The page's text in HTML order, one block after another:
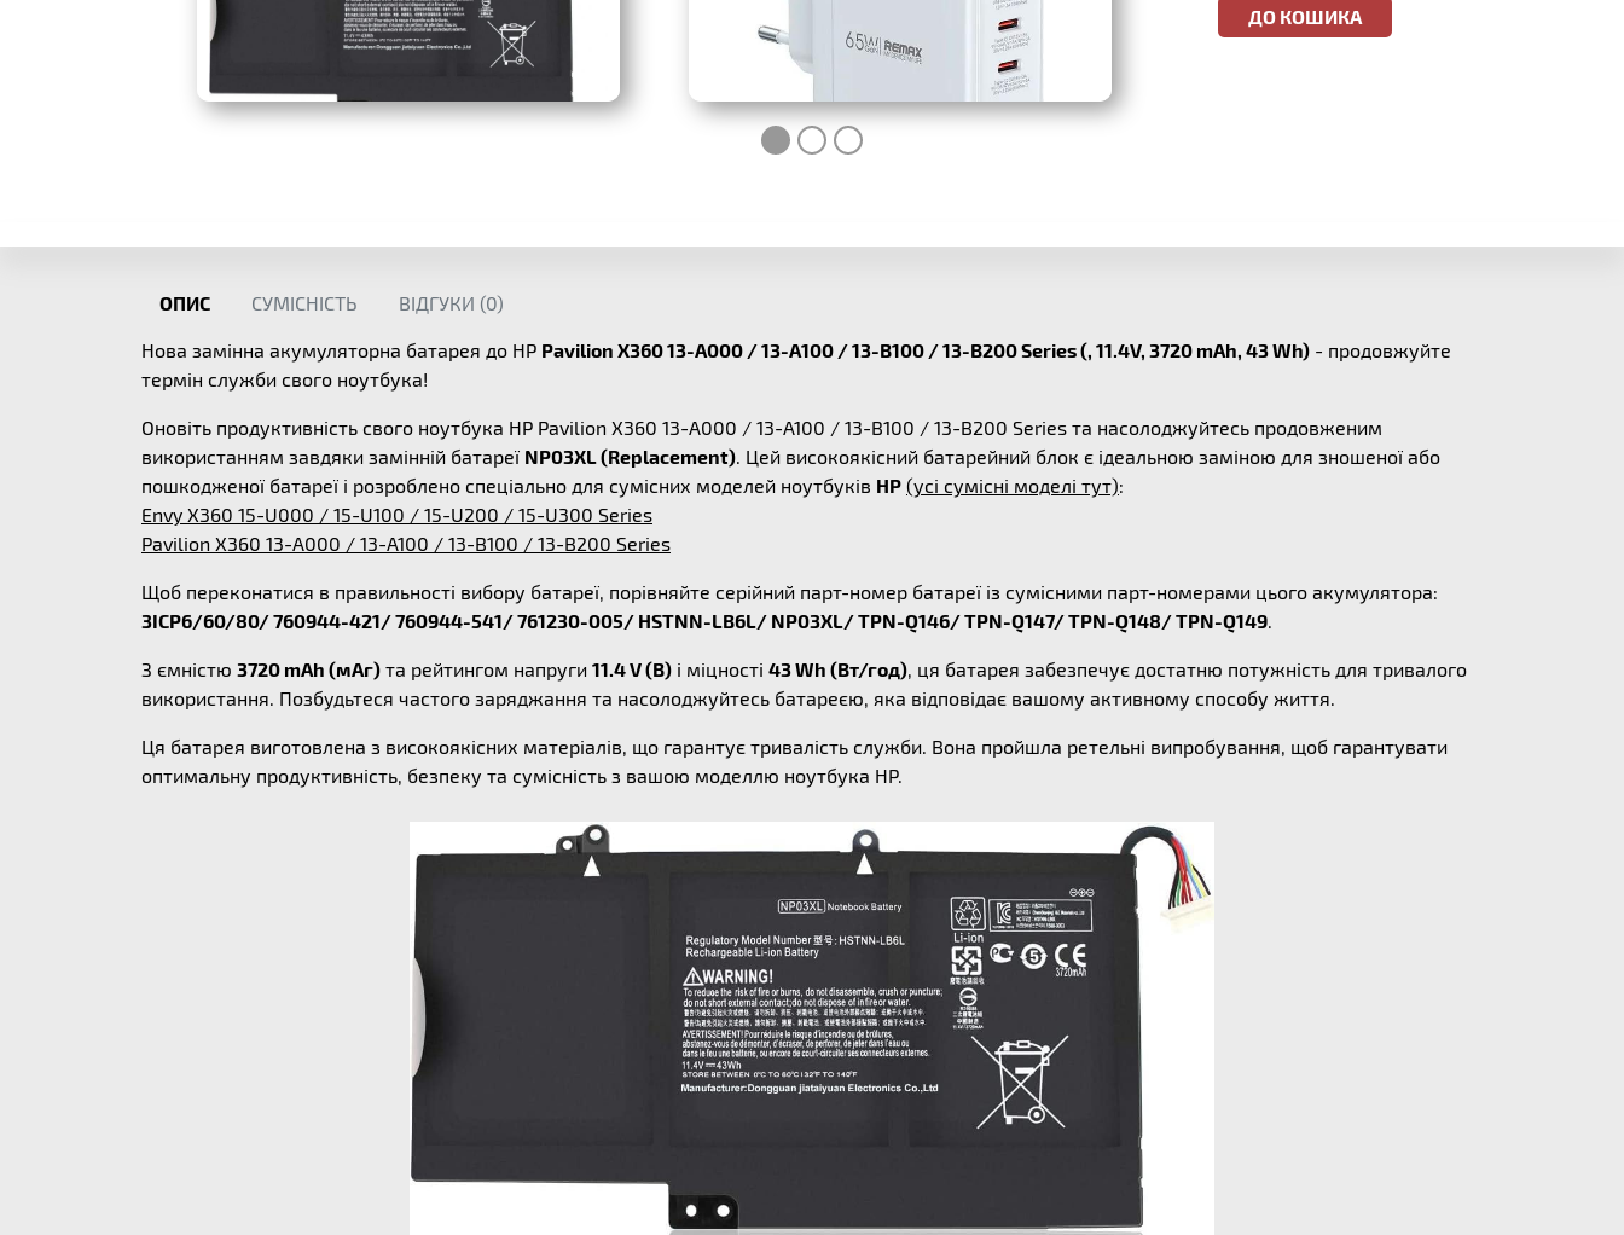
ДО КОШИКА
ОПИС СУМІСНІСТЬ ВІДГУКИ (0)
Нова замінна акумуляторна батарея до HP Pavilion X360 13-A000 / 13-A100 / 13-B100 / 13-B200 Series (, 11.4V, 3720 mAh, 43 Wh) - продовжуйте
термін служби свого ноутбука!
Оновіть продуктивність свого ноутбука HP Pavilion X360 13-A000 / 13-A100 / 13-B100 / 13-B200 Series та насолоджуйтесь продовженим
використанням завдяки замінній батареї NP03XL (Replacement). Цей високоякісний батарейний блок є ідеальною заміною для зношеної або
пошкодженої батареї і розроблено спеціально для сумісних моделей ноутбуків HP (усі сумісні моделі тут):
Envy X360 15-U000 / 15-U100 / 15-U200 / 15-U300 Series
Pavilion X360 13-A000 / 13-A100 / 13-B100 / 13-B200 Series
Щоб переконатися в правильності вибору батареї, порівняйте серійний парт-номер батареї із сумісними парт-номерами цього акумулятора:
3ICP6/60/80/ 760944-421/ 760944-541/ 761230-005/ HSTNN-LB6L/ NP03XL/ TPN-Q146/ TPN-Q147/ TPN-Q148/ TPN-Q149.
З ємністю 3720 mAh (мАг) та рейтингом напруги 11.4 V (В) і міцності 43 Wh (Вт/год), ця батарея забезпечує достатню потужність для тривалого
використання. Позбудьтеся частого заряджання та насолоджуйтесь батареєю, яка відповідає вашому активному способу життя.
Ця батарея виготовлена з високоякісних матеріалів, що гарантує тривалість служби. Вона пройшла ретельні випробування, щоб гарантувати
оптимальну продуктивність, безпеку та сумісність з вашою моделлю ноутбука HP.